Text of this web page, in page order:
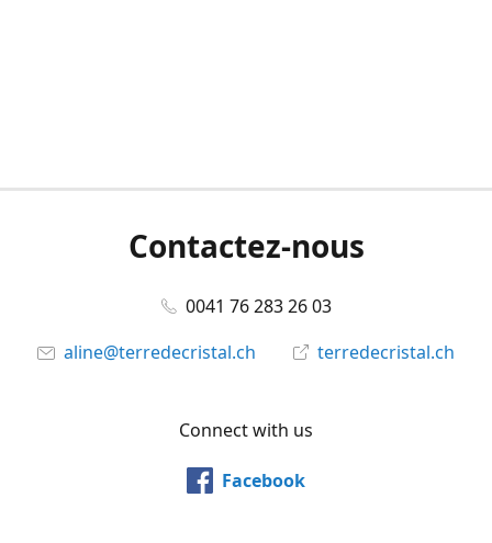
Contactez-nous
0041 76 283 26 03
aline@terredecristal.ch
terredecristal.ch
Connect with us
Facebook